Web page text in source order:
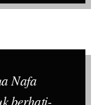
Nafa
berhati-